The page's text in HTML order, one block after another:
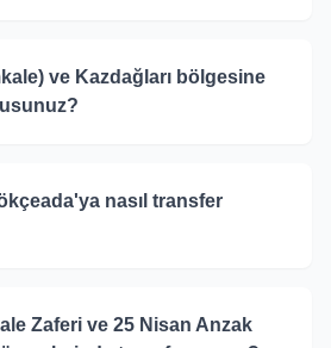
ve Kazdağları bölgesine
nasıl transfer
Zaferi ve 25 Nisan Anzak